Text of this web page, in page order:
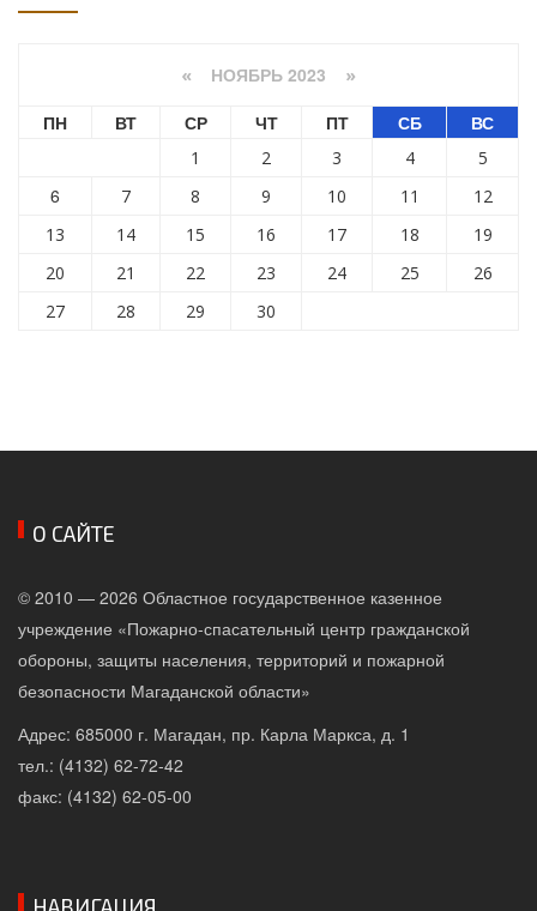
« НОЯБРЬ 2023 »
ПН ВТ СР ЧТ ПТ СБ ВС
1 2 3 4 5
6 7 8 9 10 11
12
13
14 15 16 17 18
19
20
21 22 23 24 25
26
27
28 29 30
О САЙТЕ
© 2010 — 2026 Областное государственное казенное
учреждение «Пожарно-спасательный центр гражданской
обороны, защиты населения, территорий и пожарной
безопасности Магаданской области»
Адрес: 685000 г. Магадан, пр. Карла Маркса, д. 1
тел.: (4132) 62-72-42
факс: (4132) 62-05-00
НАВИГАЦИЯ